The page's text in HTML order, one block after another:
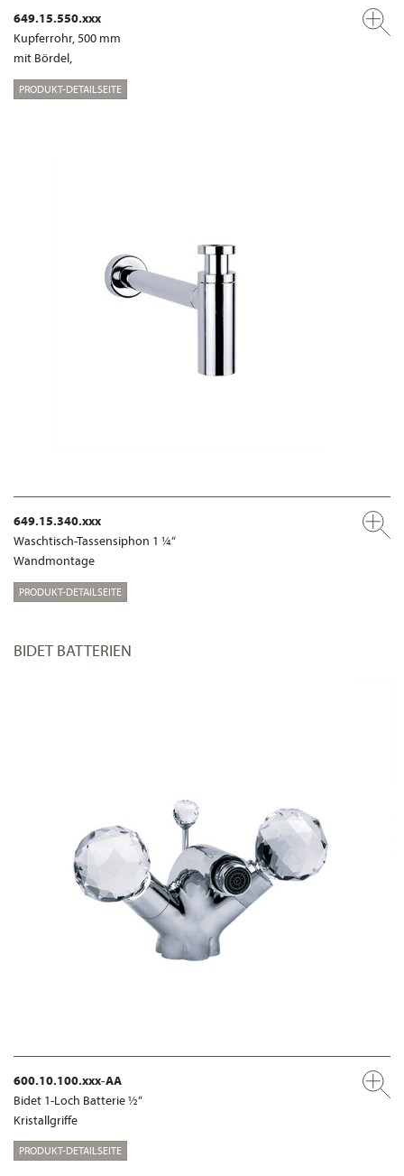
649.15.550.xxx
Kupferrohr, 500 mm
mit Bördel,
PRODUKT-DETAILSEITE
649.15.340.xxx
Waschtisch-Tassensiphon 1 ¼“
Wandmontage
PRODUKT-DETAILSEITE
BIDET BATTERIEN
600.10.100.xxx-AA
Bidet 1-Loch Batterie ½“
Kristallgriffe
PRODUKT-DETAILSEITE